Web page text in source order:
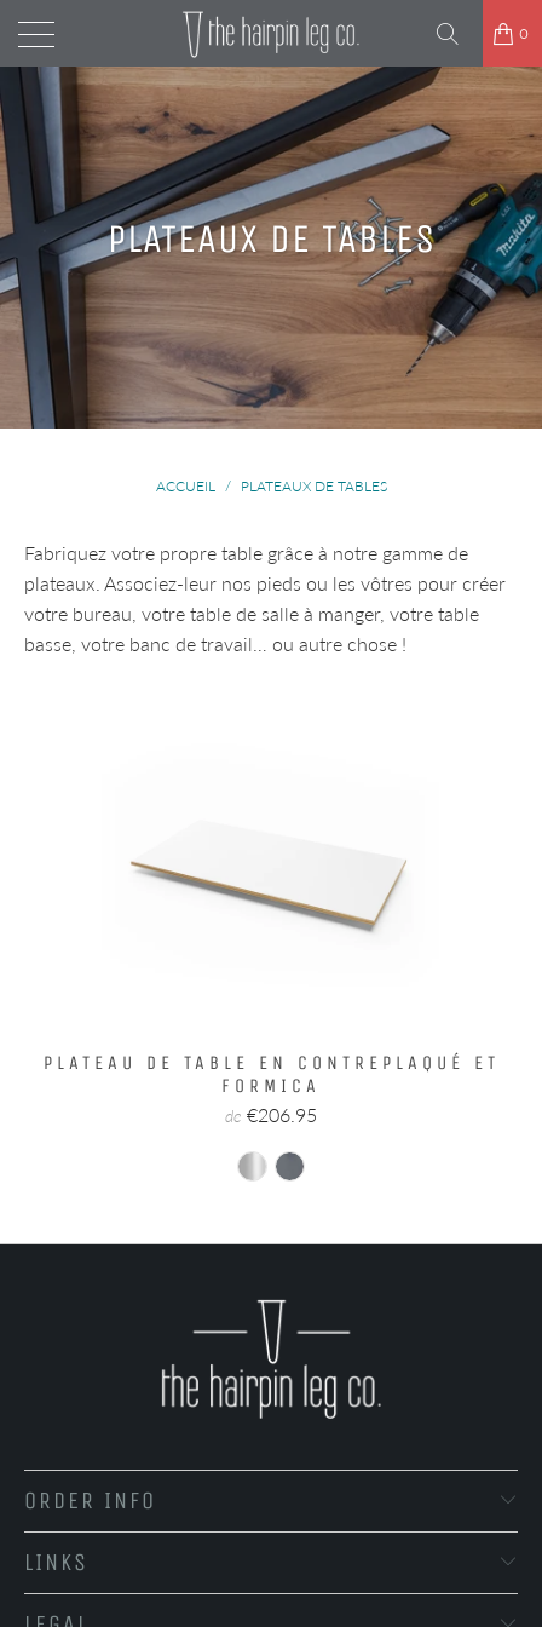
0
PLATEAUX DE TABLES
ACCUEIL / PLATEAUX DE TABLES
Fabriquez votre propre table grâce à notre gamme de
plateaux. Associez-leur nos pieds ou les vôtres pour créer
votre bureau, votre table de salle à manger, votre table
basse, votre banc de travail… ou autre chose !
PLATEAU DE TABLE EN CONTREPLAQUÉ ET
FORMICA
de €206.95
ORDER INFO
LINKS